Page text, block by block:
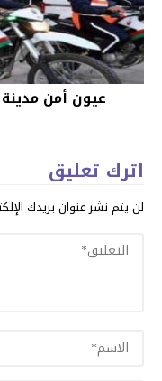
عيون أمن
اترك تعليق
لن يتم نشر عنوان بريدك